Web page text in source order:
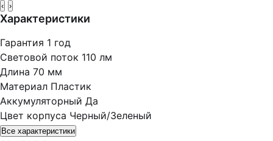
‹ ›
Характеристики
Гарантия 1 год
Световой поток 110 лм
Длина 70 мм
Материал Пластик
Аккумуляторный Да
Цвет корпуса Черный/Зеленый
Все характеристики